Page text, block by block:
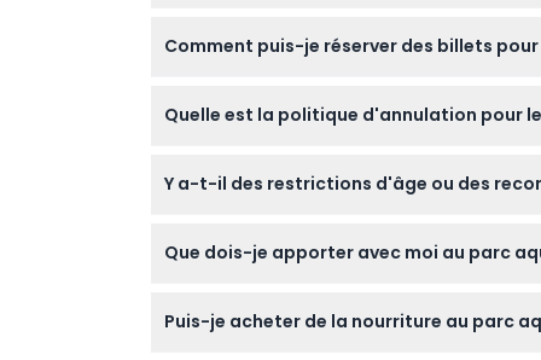
— veuillez confirmer au moment de la
Comment puis-je réserver des billets
Quelle est la politique d'annulation pour
Y a-t-il des restrictions d'âge ou des
Que dois-je apporter avec moi au parc
confortables pour vous promener dans le
Puis-je acheter de la nourriture au parc